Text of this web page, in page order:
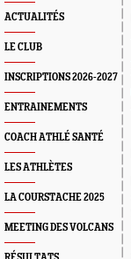
ACTUALITÉS
LE CLUB
INSCRIPTIONS 2026-2027
ENTRAINEMENTS
COACH ATHLÉ SANTÉ
LES ATHLÈTES
LA COURSTACHE 2025
MEETING DES VOLCANS